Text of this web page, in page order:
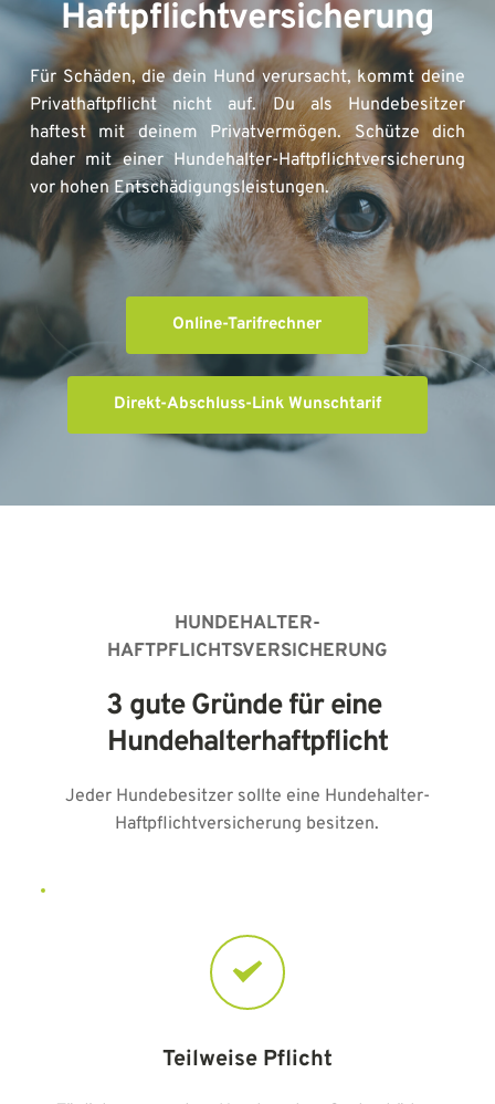
Haftpflichtversicherung
Für Schäden, die dein Hund verursacht, kommt deine
Privathaftpflicht nicht auf. Du als Hundebesitzer
haftest mit deinem Privatvermögen. Schütze dich
daher mit einer Hundehalter-Haftpflichtversicherung
vor hohen Entschädigungsleistungen.
Online-Tarifrechner
Direkt-Abschluss-Link Wunschtarif
HUNDEHALTER-
HAFTPFLICHTSVERSICHERUNG
3 gute Gründe für eine
Hundehalterhaftpflicht
Jeder Hundebesitzer sollte eine Hundehalter-
Haftpflichtversicherung besitzen.
Teilweise Pflicht